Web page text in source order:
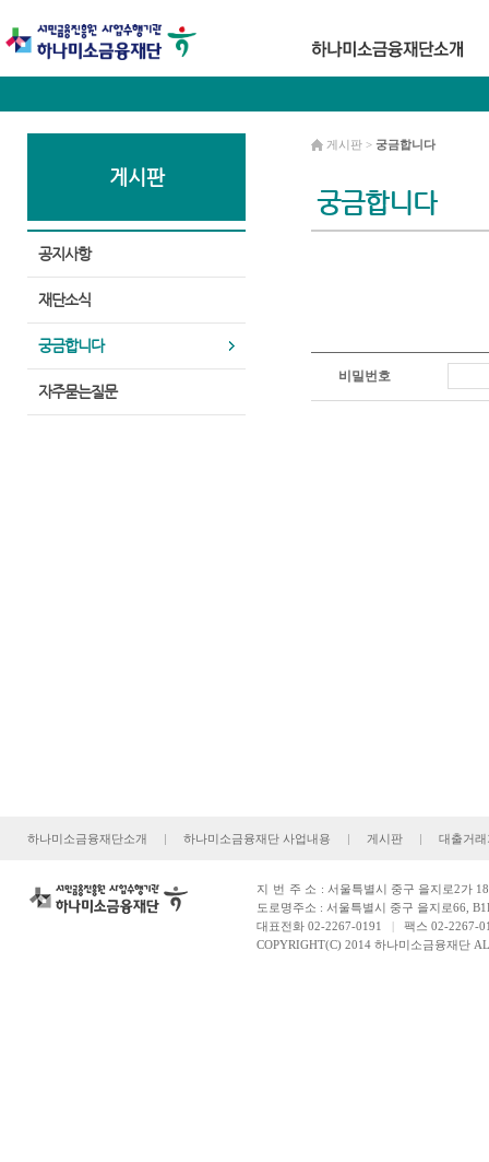
게시판
공지사항
재단소식
궁금합니다
자주묻는질문
궁금합니다
게시판 > 궁금합니다
비밀번호
하나미소금융재단소개 | 하나미소금융재단 사업내용 | 게시판 | 대출거
지번주소 : 서울특별시 중구 을지로2가
도로명주소 : 서울특별시 중구 을지로66,
대표전화 02-2267-0191 | 팩스 02-2267-
COPYRIGHT(C) 2014 하나미소금융재단